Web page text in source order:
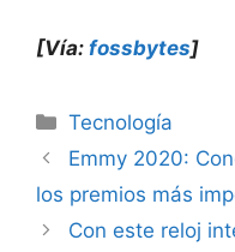
[Vía: fossbytes]
Categorías
Tecnología
Emmy 2020:
los premios más
Con este reloj